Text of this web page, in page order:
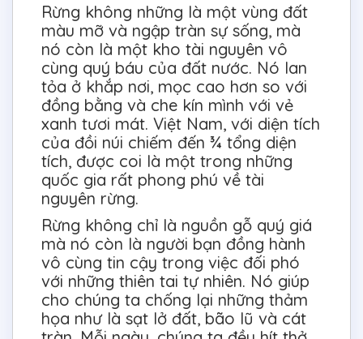
Rừng không những là một vùng đất
màu mỡ và ngập tràn sự sống, mà
nó còn là một kho tài nguyên vô
cùng quý báu của đất nước. Nó lan
tỏa ở khắp nơi, mọc cao hơn so với
đồng bằng và che kín mình với vẻ
xanh tươi mát. Việt Nam, với diện tích
của đồi núi chiếm đến ¾ tổng diện
tích, được coi là một trong những
quốc gia rất phong phú về tài
nguyên rừng.
Rừng không chỉ là nguồn gỗ quý giá
mà nó còn là người bạn đồng hành
vô cùng tin cậy trong việc đối phó
với những thiên tai tự nhiên. Nó giúp
cho chúng ta chống lại những thảm
họa như là sạt lở đất, bão lũ và cát